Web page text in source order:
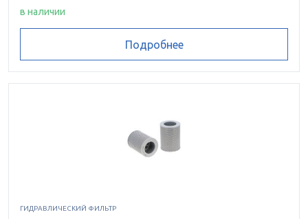
в наличии
Подробнее
ГИДРАВЛИЧЕСКИЙ ФИЛЬТР